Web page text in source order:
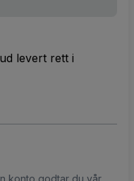
levert rett i
konto godtar du vår